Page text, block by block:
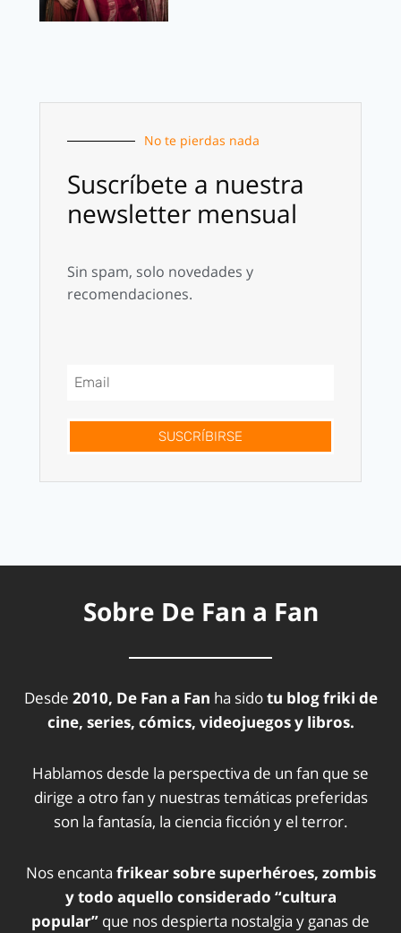
No te pierdas nada
Suscríbete a nuestra
newsletter mensual
Sin spam, solo novedades y
recomendaciones.
SUSCRÍBIRSE
Sobre De Fan a Fan
Desde 2010, De Fan a Fan ha sidotu blog friki de
cine, series, cómics, videojuegos y libros.
Hablamos desde la perspectiva de un fan que se
dirige a otro fan y nuestras temáticas preferidas
son la fantasía, la ciencia ficción y el terror.
Nos encanta frikear sobre superhéroes, zombis
y todo aquello considerado “cultura
popular” que nos despierta nostalgia y ganas de